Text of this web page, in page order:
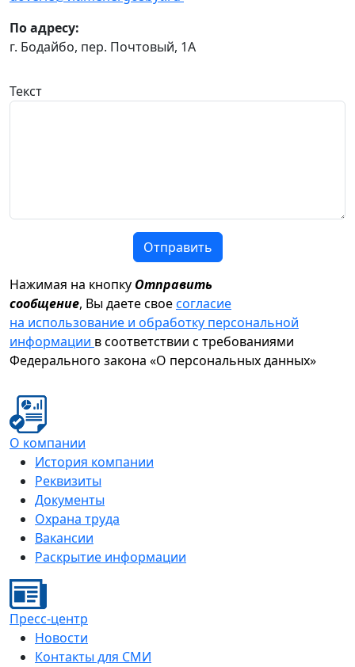
По адресу:
г. Бодайбо, пер. Почтовый, 1А
Текст
Отправить
Нажимая на кнопку Отправить
сообщение, Вы даете своесогласие
на использование и обработку персональной
информации в соответствии с требованиями
Федерального закона «О персональных данных»
О компании
История компании
Реквизиты
Документы
Охрана труда
Вакансии
Раскрытие информации
Пресс-центр
Новости
Контакты для СМИ